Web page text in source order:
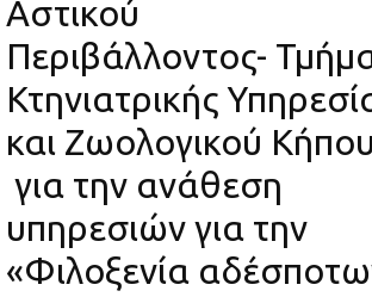
Αστικού
Περιβάλλοντος-
Κτηνιατρικής
και Ζωολογικού
για την ανάθεση
υπηρεσιών για την
«Φιλοξενία